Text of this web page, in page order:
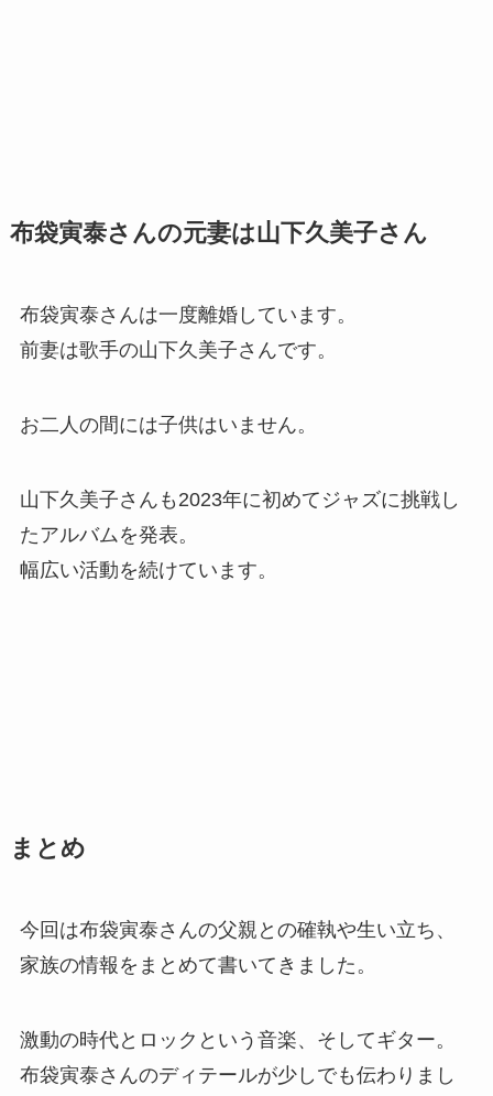
布袋寅泰さんの元妻は山下久美子さん
布袋寅泰さんは一度離婚しています。
前妻は歌手の山下久美子さんです。
お二人の間には子供はいません。
山下久美子さんも2023年に初めてジャズに挑戦し
たアルバムを発表。
幅広い活動を続けています。
まとめ
今回は布袋寅泰さんの父親との確執や生い立ち、
家族の情報をまとめて書いてきました。
激動の時代とロックという音楽、そしてギター。
布袋寅泰さんのディテールが少しでも伝わりまし